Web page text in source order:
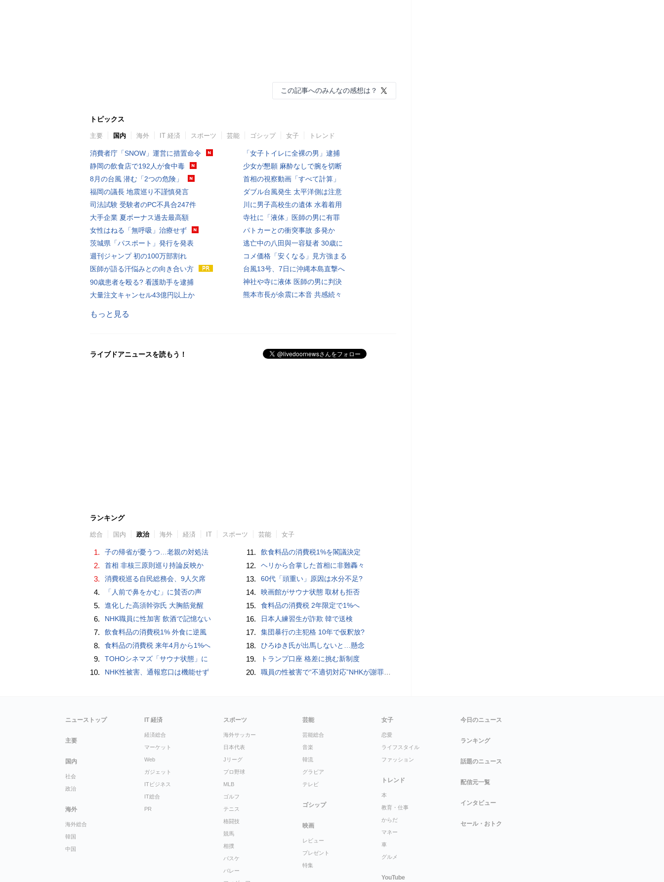
この記事へのみんなの感想は？
トピックス
主要 国内 海外 IT 経済 スポーツ 芸能 ゴシップ 女子 トレンド
消費者庁「SNOW」運営に措置命令
静岡の飲食店で192人が食中毒
8月の台風 潜む「2つの危険」
福岡の議長 地震巡り不謹慎発言
司法試験 受験者のPC不具合247件
大手企業 夏ボーナス過去最高額
女性はねる「無呼吸」治療せず
茨城県「パスポート」発行を発表
週刊ジャンプ 初の100万部割れ
医師が語る汗悩みとの向き合い方
90歳患者を殴る? 看護助手を逮捕
大量注文キャンセル43億円以上か
「女子トイレに全裸の男」逮捕
少女が懇願 麻酔なしで腕を切断
首相の視察動画「すべて計算」
ダブル台風発生 太平洋側は注意
川に男子高校生の遺体 水着着用
寺社に「液体」医師の男に有罪
パトカーとの衝突事故 多発か
逃亡中の八田與一容疑者 30歳に
コメ価格「安くなる」見方強まる
台風13号、7日に沖縄本島直撃へ
神社や寺に液体 医師の男に判決
熊本市長が余震に本音 共感続々
もっと見る
ライブドアニュースを読もう！
ランキング
総合 国内 政治 海外 経済 IT スポーツ 芸能 女子
1. 子の帰省が憂うつ…老親の対処法
2. 首相 非核三原則巡り持論反映か
3. 消費税巡る自民総務会、9人欠席
4. 「人前で鼻をかむ」に賛否の声
5. 進化した高須幹弥氏 大胸筋覚醒
6. NHK職員に性加害 飲酒で記憶ない
7. 飲食料品の消費税1% 外食に逆風
8. 食料品の消費税 来年4月から1%へ
9. TOHOシネマズ「サウナ状態」に
10. NHK性被害、通報窓口は機能せず
11. 飲食料品の消費税1%を閣議決定
12. ヘリから合掌した首相に非難轟々
13. 60代「頭重い」原因は水分不足?
14. 映画館がサウナ状態 取材も拒否
15. 食料品の消費税 2年限定で1%へ
16. 日本人練習生が詐欺 韓で送検
17. 集団暴行の主犯格 10年で仮釈放?
18. ひろゆき氏が出馬しないと…懸念
19. トランプ口座 格差に挑む新制度
20. 職員の性被害で“不適切対応”NHKが謝罪 番組出演者から性被害受け休職…部署異動認めず、関係者処分なし
ニューストップ
主要
国内
社会
政治
海外
海外総合
韓国
中国
IT 経済
経済総合
マーケット
Web
ガジェット
ITビジネス
IT総合
PR
スポーツ
海外サッカー
日本代表
Jリーグ
プロ野球
MLB
ゴルフ
テニス
格闘技
競馬
相撲
バスケ
バレー
芸能
芸能総合
音楽
韓流
グラビア
テレビ
ゴシップ
映画
レビュー
プレゼント
特集
女子
恋愛
ライフスタイル
ファッション
トレンド
本
教育・仕事
からだ
マネー
車
グルメ
YouTube
今日のニュース
ランキング
話題のニュース
配信元一覧
インタビュー
セール・おトク